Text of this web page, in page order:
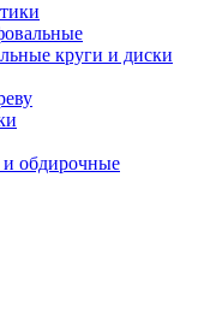
круги и диски
обдирочные